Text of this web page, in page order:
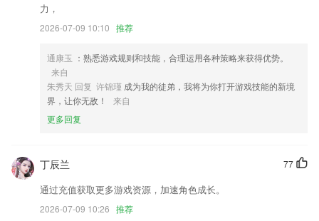
【优化】“我的”界面煤款及零钱信息视图修改优化；
优化样式，修改了之前样式bug
支持用户使用APP随时随地汇报工序的进展情况。
优化设置界面
以上就是下载快乐八彩票站的介绍，如果您喜欢这款软件，您可以到应用
力，
2026-07-09 10:10 推荐
通康玉 ：熟悉游戏规则和技能，合理运用各种策略来获得优势。
来自
朱秀天 回复 许锦瑾 成为我的徒弟，我将为你打开游戏技能的新境
界，让你无敌！
来自
更多回复
77
丁辰兰
通过充值获取更多游戏资源，加速角色成长。
2026-07-09 10:26 推荐